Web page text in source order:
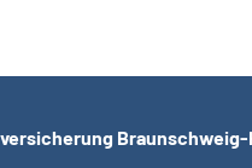
Braunschweig-